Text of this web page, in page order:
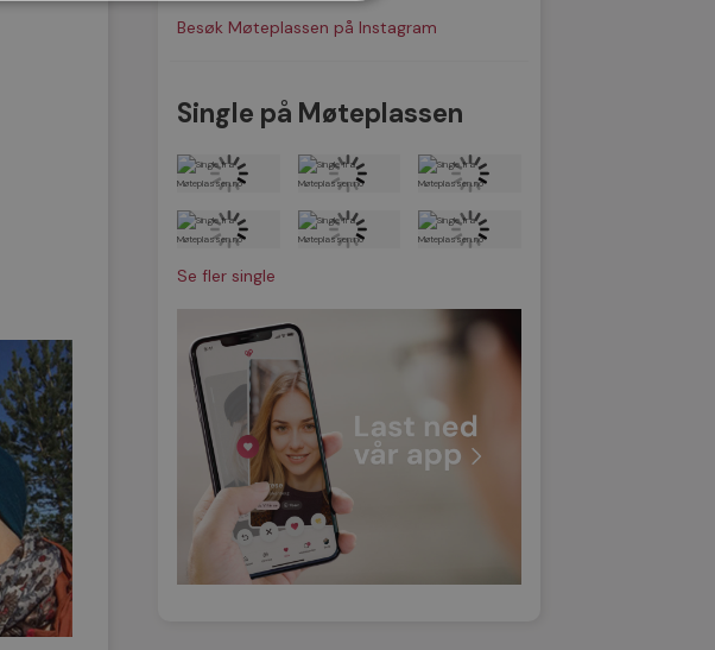
Besøk Møteplassen på Instagram
Single på Møteplassen
Se fler single